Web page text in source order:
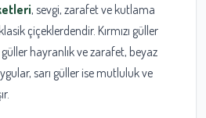
, sevgi, zarafet ve kutlama
çiçeklerdendir. Kırmızı güller
hayranlık ve zarafet, beyaz
sarı güller ise mutluluk ve